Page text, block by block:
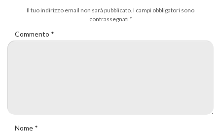
Il tuo indirizzo email non sarà pubblicato. I campi obbligatori sono
contrassegnati*
Commento *
Nome *